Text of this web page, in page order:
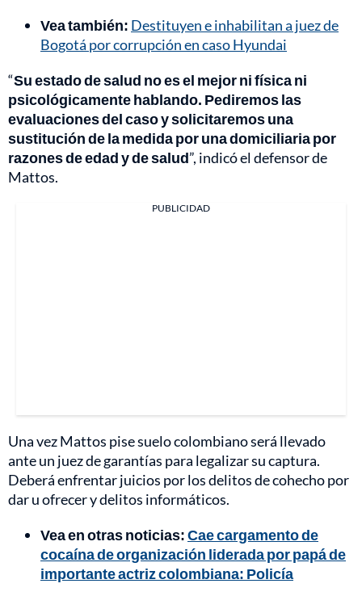
Vea también: Destituyen e inhabilitan a juez de
Bogotá por corrupción en caso Hyundai
“Su estado de salud no es el mejor ni física ni
psicológicamente hablando. Pediremos las
evaluaciones del caso y solicitaremos una
sustitución de la medida por una domiciliaria por
razones de edad y de salud”, indicó el defensor de
Mattos.
PUBLICIDAD
Una vez Mattos pise suelo colombiano será llevado
ante un juez de garantías para legalizar su captura.
Deberá enfrentar juicios por los delitos de cohecho por
dar u ofrecer y delitos informáticos.
Vea en otras noticias:Cae cargamento de
cocaína de organización liderada por papá de
importante actriz colombiana: Policía